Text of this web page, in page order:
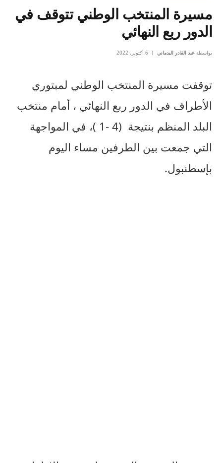
مسيرة المنتخب الوطني تتوقف في
الدور ربع النهائي
بواسطة عبد القادر اليدماني 6 أكتوبر، 2022
توقفت مسيرة المنتخب الوطني لمبتوري
الأطراف في الدور ربع النهائي ، أمام منتخب
البلد المنظم بنتيجة (4 -1 )، في المواجهة
التي جمعت بين الطرفين مساء اليوم
بإسطنبول.